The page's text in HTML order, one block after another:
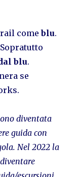
comeblu.
blu.
se
diventata
guida con
Nel 2022 la